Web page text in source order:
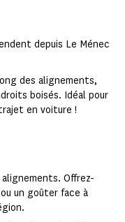
depuis Le Ménec
des alignements,
boisés. Idéal pour
en voiture !
Offrez-
un goûter face à